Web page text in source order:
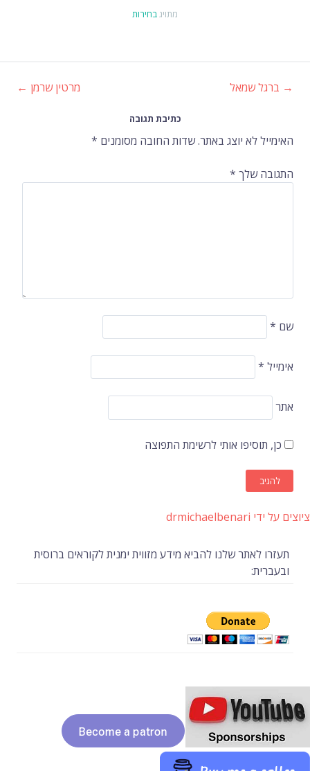
מתויגבחירות
ניווט
ברשומות
→ ברגל שמאל מרטין שרמן ←
כתיבת תגובה
האימייל לא יוצג באתר.שדות החובה מסומנים *
התגובה שלך *
שם *
אימייל *
אתר
כן, תוסיפו אותי לרשימת התפוצה
ציוצים על ידי drmichaelbenari
תעזרו לאתר שלנו להביא מידע מזווית ימנית לקוראים ברוסית
ובעברית: